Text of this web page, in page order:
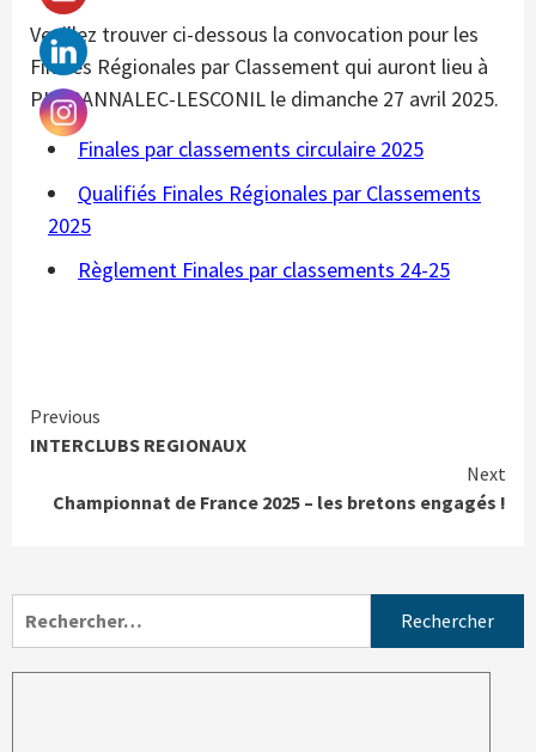
Veuillez trouver ci-dessous la convocation pour les
Finales Régionales par Classement qui auront lieu à
PLOBANNALEC-LESCONIL le dimanche 27 avril 2025.
Finales par classements circulaire 2025
Qualifiés Finales Régionales par Classements
2025
Règlement Finales par classements 24-25
Previous
INTERCLUBS REGIONAUX
Next
Championnat de France 2025 – les bretons engagés !